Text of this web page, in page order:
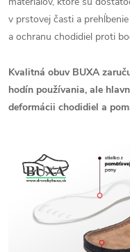
v prstovej časti a
a ochranu chodidiel proti
Kvalitná obuv BUXA
hodín používania, ale
deformácii chodidiel a